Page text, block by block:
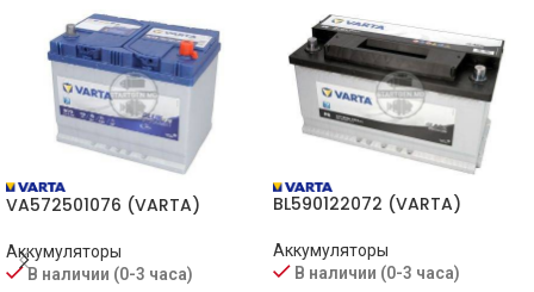
VA572501076 (VARTA)
Аккумуляторы
В наличии (0-3 часа)
BL590122072 (VARTA)
Аккумуляторы
В наличии (0-3 часа)